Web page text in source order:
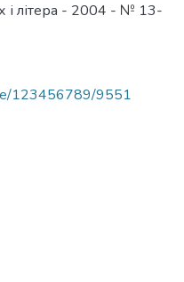
літера - 2004 - № 13-
123456789/9551